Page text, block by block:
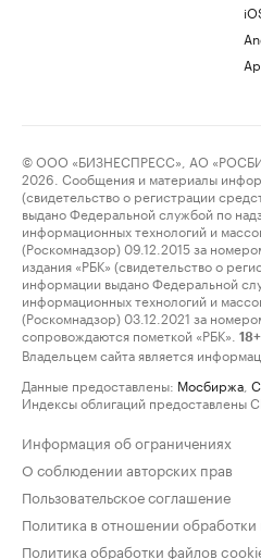
© ООО «БИЗНЕСПРЕСС», АО
2026. Сообщения и материалы
(свидетельство о регистрации
выдано Федеральной службой по
информационных технологий и
(Роскомнадзор) 09.12.2015 за
издания «РБК» (свидетельство о
информации выдано Федеральной
информационных технологий и
(Роскомнадзор) 03.12.2021 за
сопровождаются пометкой «РБК».
18+
Владельцем сайта является
Данные предоставлены: Мосбиржа
Индексы облигаций предоставлены
Информация об ограничениях
О соблюдении авторских прав
Пользовательское соглашение
Политика в отношении
Политика обработки файлов